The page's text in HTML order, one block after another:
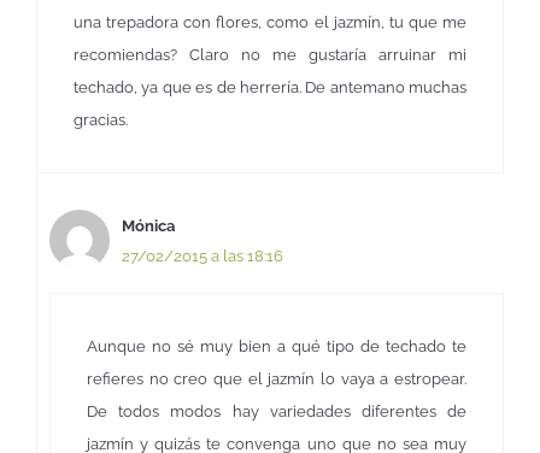
una trepadora con flores, como el jazmín, tu que me
recomiendas? Claro no me gustaría arruinar mi
techado, ya que es de herrería. De antemano muchas
gracias.
Mónica
27/02/2015 a las 18:16
Aunque no sé muy bien a qué tipo de techado te
refieres no creo que el jazmín lo vaya a estropear.
De todos modos hay variedades diferentes de
jazmín y quizás te convenga uno que no sea muy